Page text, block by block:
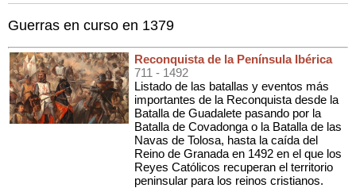
Guerras en curso en 1379
Reconquista de la Península Ibérica
711 - 1492
Listado de las batallas y eventos más
importantes de la Reconquista desde la
Batalla de Guadalete pasando por la
Batalla de Covadonga o la Batalla de las
Navas de Tolosa, hasta la caída del
Reino de Granada en 1492 en el que los
Reyes Católicos recuperan el territorio
peninsular para los reinos cristianos.